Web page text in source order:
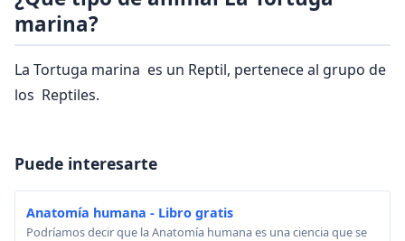
marina?
La Tortuga marina es un Reptil, pertenece al grupo de
los Reptiles.
Puede interesarte
Anatomía humana - Libro gratis
Podríamos decir que la Anatomía humana es una ciencia que se